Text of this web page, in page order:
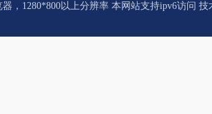
，1280*800以上分辨率 本网站支持ipv6访问 技